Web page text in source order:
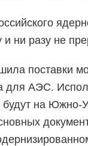
ни разу не
поставки
для АЭС.
на Южно-